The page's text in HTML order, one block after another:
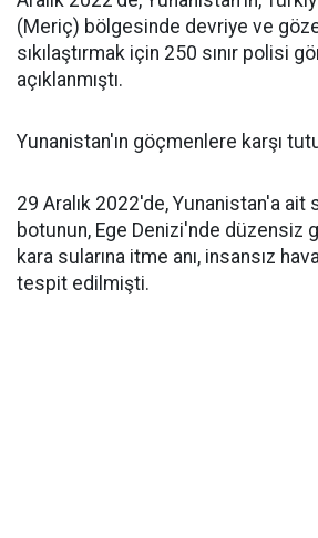
(Meriç) bölgesinde devriye ve
sıkılaştırmak için 250 sınır polisi
açıklanmıştı.
Yunanistan'ın göçmenlere karşı
29 Aralık 2022'de, Yunanistan'a ait
botunun, Ege Denizi'nde düzensiz
kara sularına itme anı, insansız
tespit edilmişti.